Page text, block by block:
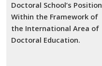
Doctoral School’s Position
Within the Framework of
the International Area of
Doctoral Education.